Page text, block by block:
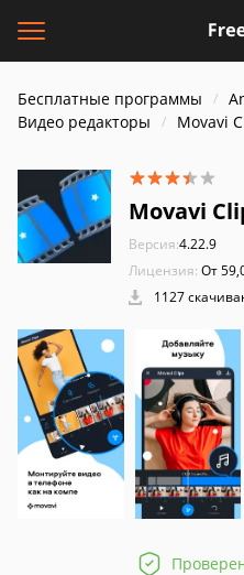
Бесплатные программы
Видео редакторы
Movavi
Movavi
Версия:4.22.9
Лицензия: От
1127